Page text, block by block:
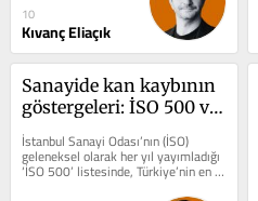
10
Kıvanç Eliaçık
Sanayide kan kaybının
göstergeleri: İSO 500 ve
iSO ikinci 500
İstanbul Sanayi Odası’nın (İSO)
geleneksel olarak her yıl yayımladığı
‘İSO 500’ listesinde, Türkiye’nin en
büyük sanayi devleri,...